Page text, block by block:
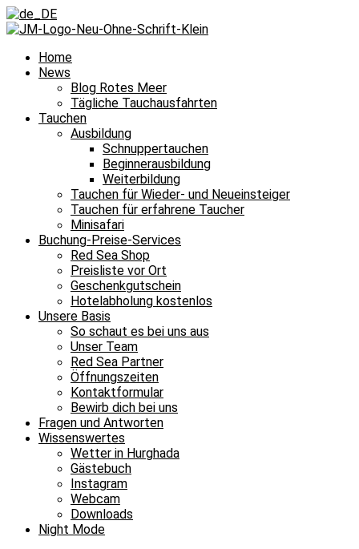
Home
News
Blog Rotes Meer
Tägliche Tauchausfahrten
Tauchen
Ausbildung
Schnuppertauchen
Beginnerausbildung
Weiterbildung
Tauchen für Wieder- und Neueinsteiger
Tauchen für erfahrene Taucher
Minisafari
Buchung-Preise-Services
Red Sea Shop
Preisliste vor Ort
Geschenkgutschein
Hotelabholung kostenlos
Unsere Basis
So schaut es bei uns aus
Unser Team
Red Sea Partner
Öffnungszeiten
Kontaktformular
Bewirb dich bei uns
Fragen und Antworten
Wissenswertes
Wetter in Hurghada
Gästebuch
Instagram
Webcam
Downloads
Night Mode